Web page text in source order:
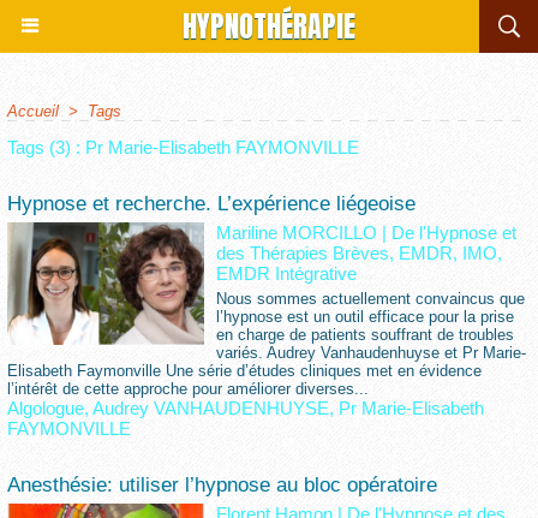
HYPNOTHÉRAPIE
Accueil > Tags
Tags (3) : Pr Marie-Elisabeth FAYMONVILLE
Hypnose et recherche. L’expérience liégeoise
Mariline MORCILLO | De l'Hypnose et
des Thérapies Brèves, EMDR, IMO,
EMDR Intégrative
Nous sommes actuellement convaincus que
l’hypnose est un outil efficace pour la prise
en charge de patients souffrant de troubles
variés. Audrey Vanhaudenhuyse et Pr Marie-
Elisabeth Faymonville Une série d’études cliniques met en évidence
l’intérêt de cette approche pour améliorer diverses...
Algologue, Audrey VANHAUDENHUYSE, Pr Marie-Elisabeth
FAYMONVILLE
Anesthésie: utiliser l’hypnose au bloc opératoire
Florent Hamon | De l'Hypnose et des